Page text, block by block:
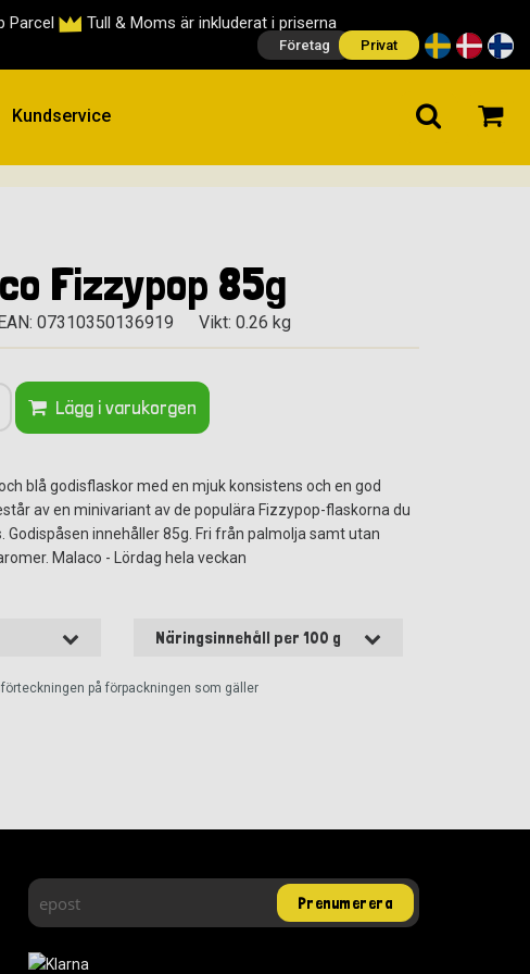
Parcel Tull & Moms är inkluderat i priserna
Företag Privat
Kundservice
Fizzypop 85g
07310350136919 Vikt: 0.26 kg
Lägg i varukorgen
blå godisflaskor med en mjuk konsistens och en god
av en minivariant av de populära Fizzypop-flaskorna du
Godispåsen innehåller 85g. Fri från palmolja samt utan
Malaco - Lördag hela veckan
Näringsinnehåll per 100 g
på förpackningen som gäller